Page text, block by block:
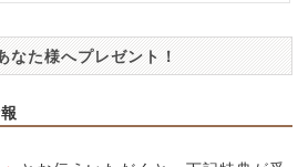
なた様へプレゼント！